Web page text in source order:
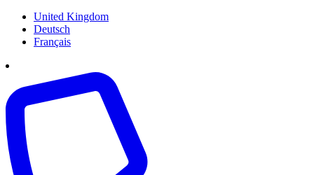
United Kingdom
Deutsch
Français